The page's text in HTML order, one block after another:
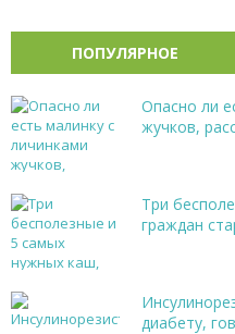
ПОПУЛЯРНОЕ
Опасно ли
жучков,
Три
граждан
диабету,